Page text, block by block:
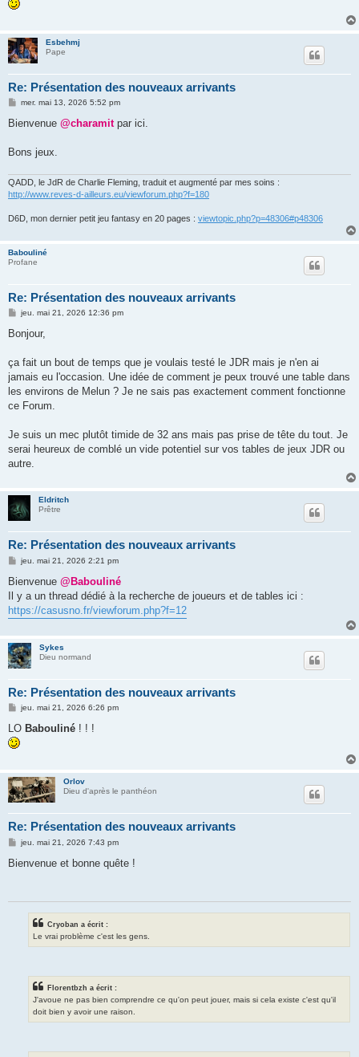
a
Esbehmj
Pape
Re: Présentation des nouveaux arrivants
M
s
g
mer. mai 13, 2026 5:52 pm
Bienvenue @charamitpar ici.
Bons jeux.
QADD, le JdR de Charlie Fleming, traduit et augmenté par mes soins :
http://www.reves-d-ailleurs.eu/viewforum.php?f=180
D6D, mon dernier petit jeu fantasy en 20 pages : viewtopic.php?p=48306#p48306
Babouliné
Profane
Re: Présentation des nouveaux arrivants
M
s
g
jeu. mai 21, 2026 12:36 pm
Bonjour,
ça fait un bout de temps que je voulais testé le JDR mais je n'en ai
jamais eu l'occasion. Une idée de comment je peux trouvé une table dans
les environs de Melun ? Je ne sais pas exactement comment fonctionne
ce Forum.
Je suis un mec plutôt timide de 32 ans mais pas prise de tête du tout. Je
serai heureux de comblé un vide potentiel sur vos tables de jeux JDR ou
autre.
Eldritch
Prêtre
Re: Présentation des nouveaux arrivants
M
s
a
g
e
jeu. mai 21, 2026 2:21 pm
Bienvenue @Babouliné
Il y a un thread dédié à la recherche de joueurs et de tables ici :
https://casusno.fr/viewforum.php?f=12
Sykes
Dieu normand
Re: Présentation des nouveaux arrivants
M
s
s
a
jeu. mai 21, 2026 6:26 pm
LO Babouliné ! ! !
Orlov
Dieu d'après le panthéon
Re: Présentation des nouveaux arrivants
M
s
jeu. mai 21, 2026 7:43 pm
Bienvenue et bonne quête !
Cryoban a écrit :
Le vrai problème c'est les gens.
Florentbzh a écrit :
J'avoue ne pas bien comprendre ce qu'on peut jouer, mais si cela existe c'est qu'il
doit bien y avoir une raison.